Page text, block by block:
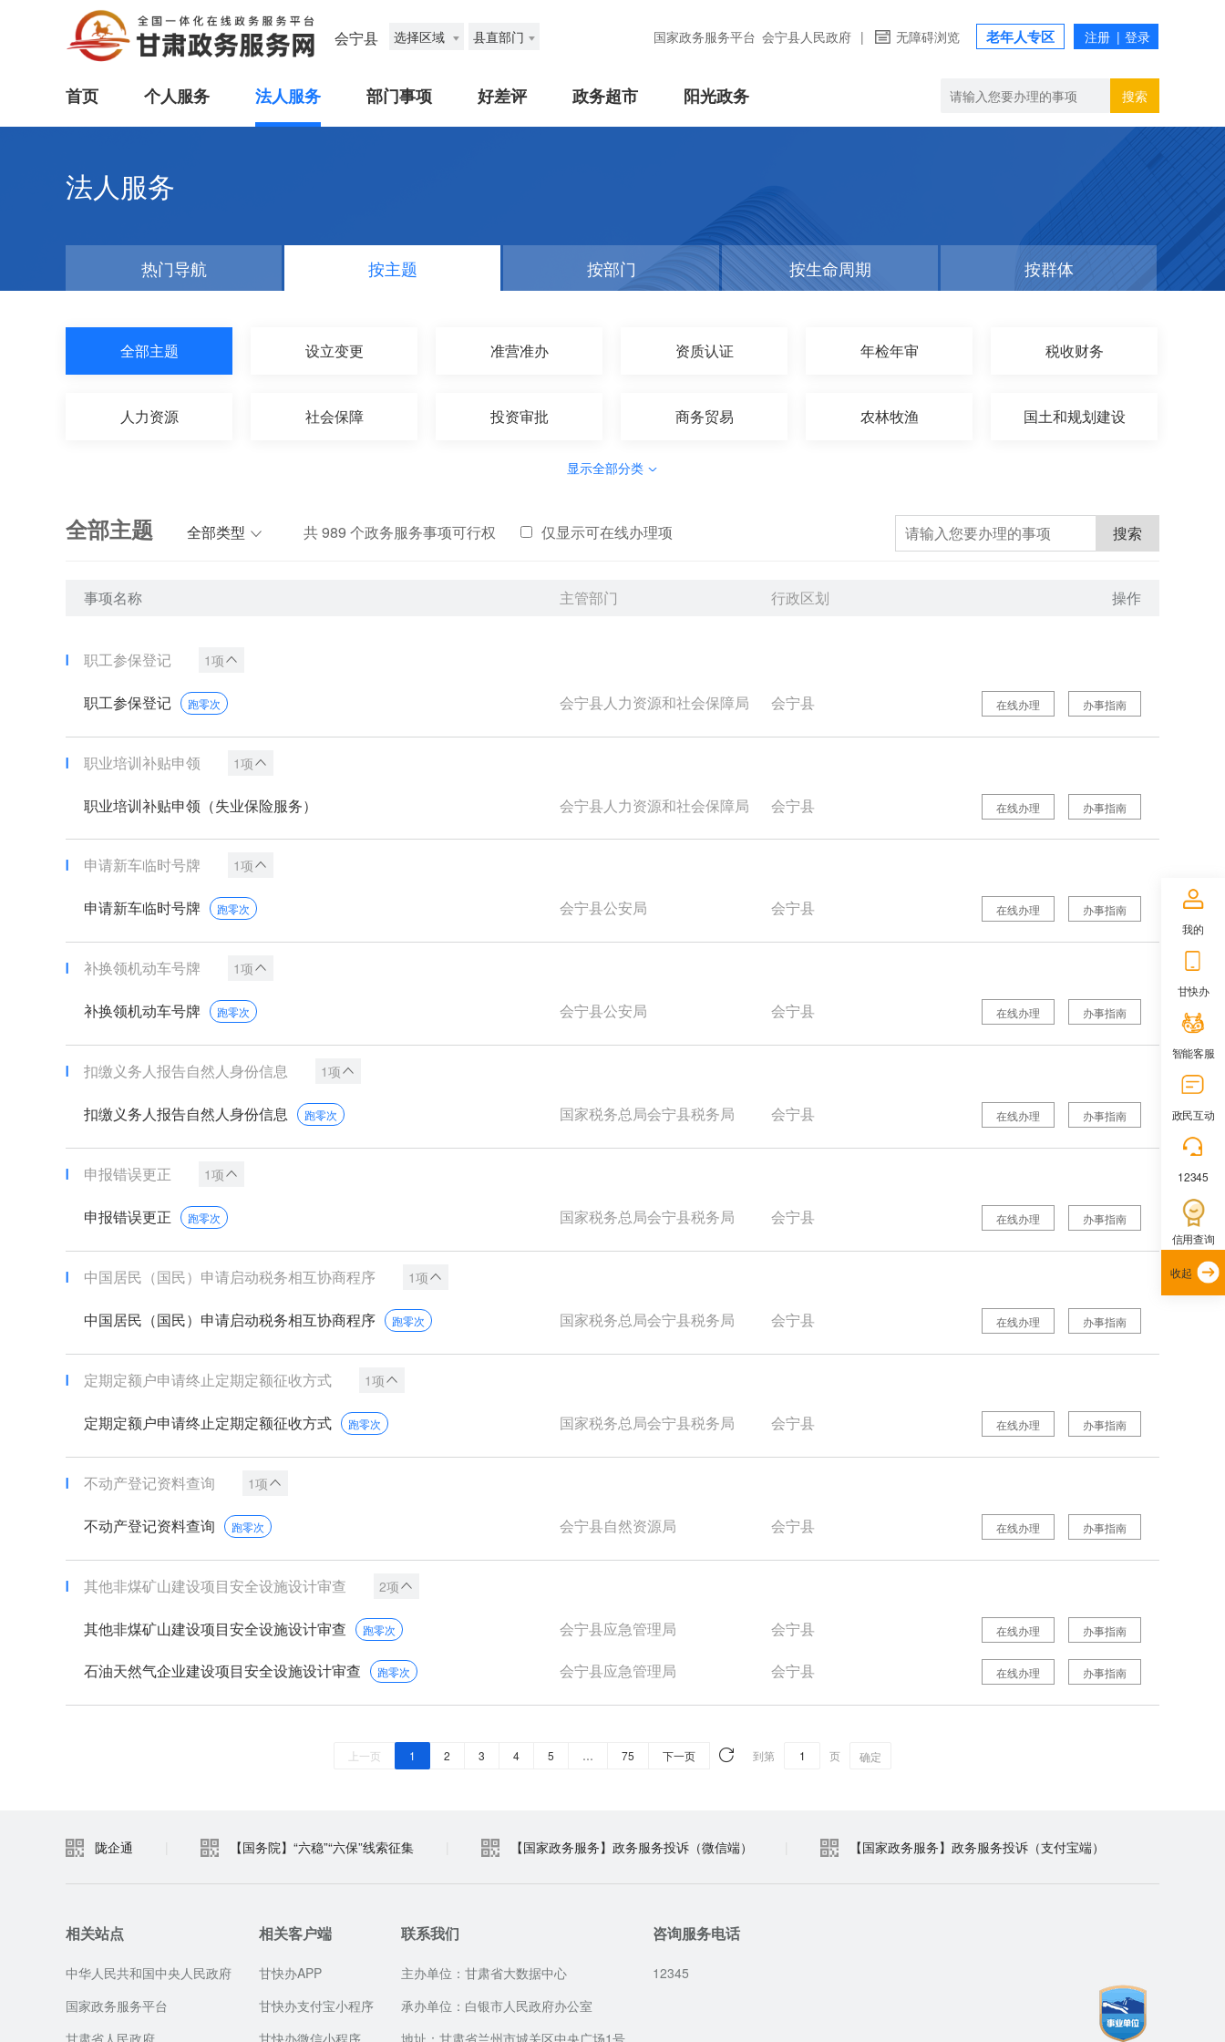
会宁县 选择区域 县直部门 国家政务服务平台 会宁县人民政府 | 无障碍浏览 老年人专区
首页 个人服务 法人服务 部门事项 好差评 政务超市 阳光政务 搜索
法人服务
热门导航 按主题 按部门 按生命周期 按群体
全部主题 设立变更 准营准办 资质认证 年检年审 税收财务
人力资源 社会保障 投资审批 商务贸易 农林牧渔 国土和规划建设
显示全部分类
全部主题 全部类型 共989 个政务服务事项可行权 仅显示可在线办理项 搜索
事项名称 主管部门 行政区划 操作
职工参保登记 1项
职工参保登记 跑零次 会宁县人力资源和社会保障局 会宁县 办事指南
在线办理
职业培训补贴申领 1项
职业培训补贴申领（失业保险服务） 会宁县人力资源和社会保障局 会宁县 办事指南
在线办理
申请新车临时号牌 1项
申请新车临时号牌 跑零次 会宁县公安局 会宁县 办事指南
在线办理
补换领机动车号牌 1项
补换领机动车号牌 跑零次 会宁县公安局 会宁县 办事指南
在线办理
扣缴义务人报告自然人身份信息 1项
扣缴义务人报告自然人身份信息 跑零次 国家税务总局会宁县税务局 会宁县 办事指南
在线办理
申报错误更正 1项
申报错误更正 跑零次 国家税务总局会宁县税务局 会宁县 办事指南
在线办理
中国居民（国民）申请启动税务相互协商程序 1项
中国居民（国民）申请启动税务相互协商程序 跑零次 国家税务总局会宁县税务局 会宁县 办事指南
在线办理
定期定额户申请终止定期定额征收方式 1项
定期定额户申请终止定期定额征收方式 跑零次 国家税务总局会宁县税务局 会宁县 办事指南
在线办理
不动产登记资料查询 1项
不动产登记资料查询 跑零次 会宁县自然资源局 会宁县 办事指南
在线办理
其他非煤矿山建设项目安全设施设计审查 2项
其他非煤矿山建设项目安全设施设计审查 跑零次 会宁县应急管理局 会宁县 办事指南
在线办理
石油天然气企业建设项目安全设施设计审查 跑零次 会宁县应急管理局 会宁县 办事指南
在线办理
上一页 1 2 3 4 5 … 75 下一页 到第 页 确定
陇企通 【国务院】“六稳”“六保”线索征集 【国家政务服务】政务服务投诉（微信端） 【国家政务服务】政务服务投诉（支付宝端）
相关站点
中华人民共和国中央人民政府
国家政务服务平台
甘肃省人民政府
相关客户端
甘快办APP
甘快办支付宝小程序
甘快办微信小程序
联系我们
主办单位：甘肃省大数据中心
承办单位：白银市人民政府办公室
地址：甘肃省兰州市城关区中央广场1号
咨询服务电话
12345
我的
甘快办
智能客服
政民互动
12345
信用查询
收起